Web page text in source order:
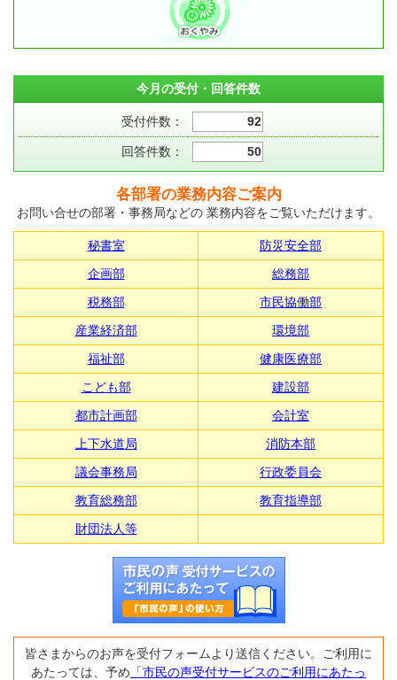
今月の受付・回答件数
受付件数： 92
回答件数： 50
各部署の業務内容ご案内
お問い合せの部署・事務局などの 業務内容をご覧いただけます。
秘書室
防災安全部
企画部
総務部
税務部
市民協働部
産業経済部
環境部
福祉部
健康医療部
こども部
建設部
都市計画部
会計室
上下水道局
消防本部
議会事務局
行政委員会
教育総務部
教育指導部
財団法人等
皆さまからのお声を受付フォームより送信ください。ご利用に
あたっては、予め 「市民の声受付サービスのご利用にあたっ